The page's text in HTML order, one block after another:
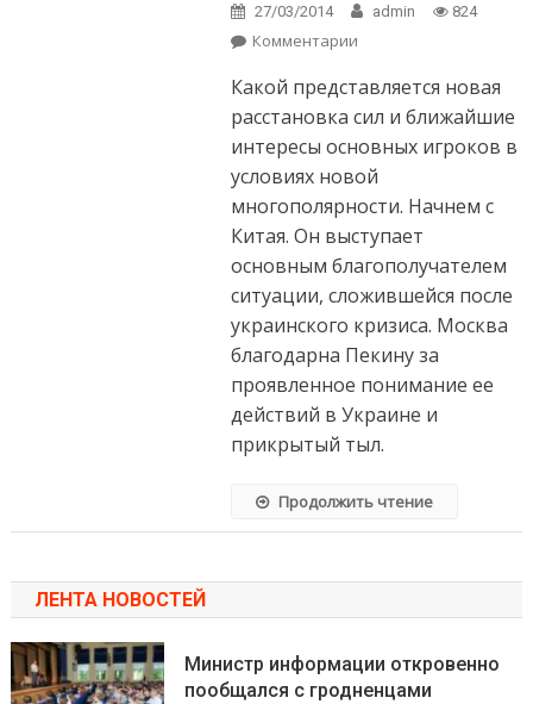
27/03/2014 admin 824
Комментарии
Какой представляется новая
расстановка сил и ближайшие
интересы основных игроков в
условиях новой
многополярности. Начнем с
Китая. Он выступает
основным благополучателем
ситуации, сложившейся после
украинского кризиса. Москва
благодарна Пекину за
проявленное понимание ее
действий в Украине и
прикрытый тыл.
Продолжить чтение
ЛЕНТА НОВОСТЕЙ
Министр информации откровенно
пообщался с гродненцами